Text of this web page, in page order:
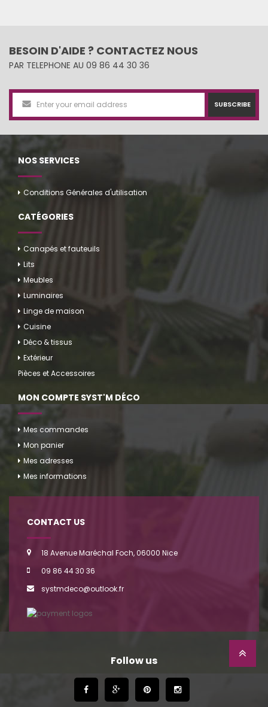
BESOIN D'AIDE ? CONTACTEZ NOUS
PAR TELEPHONE AU 09 86 44 30 36
SUBSCRIBE
NOS SERVICES
Conditions Générales d'utilisation
CATÉGORIES
Canapés et fauteuils
Lits
Meubles
Luminaires
Linge de maison
Cuisine
Déco & tissus
Extérieur
Pièces et Accessoires
MON COMPTE SYST'M DÉCO
Mes commandes
Mon panier
Mes adresses
Mes informations
CONTACT US
18 Avenue Maréchal Foch, 06000 Nice
09 86 44 30 36
systmdeco@outlook.fr
Follow us